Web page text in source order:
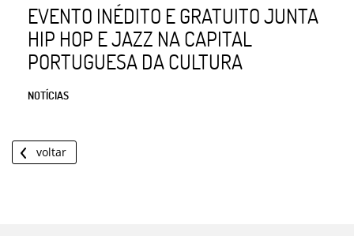
EVENTO INÉDITO E GRATUITO JUNTA
HIP HOP E JAZZ NA CAPITAL
PORTUGUESA DA CULTURA
NOTÍCIAS
voltar